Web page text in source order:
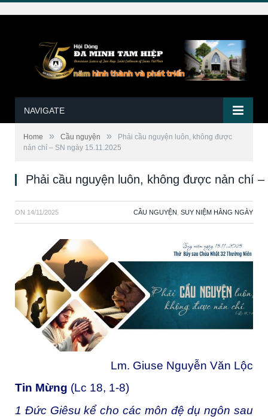
NAVIGATE
Home » Cầu nguyện »
Phải cầu nguyện luôn, không được
nản chí – SN ngày 15.11.2025
Phải cầu nguyện luôn, không được nản chí
ON 14/11/2025 CẦU NGUYỆN SUY NIỆM HẰNG NGÀY
Lm. Giuse Nguyễn Văn Lộc
Tin Mừng (Lc 18, 1-8)
1 Đức Giêsu kể cho các môn đệ dụ ngôn sau